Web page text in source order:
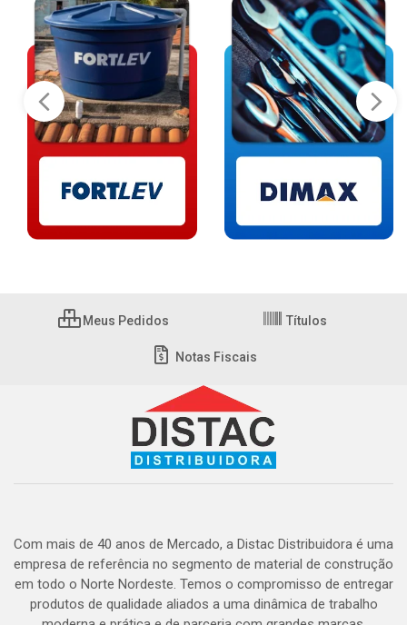
Meus Pedidos Títulos
Notas Fiscais
Com mais de 40 anos de Mercado, a Distac Distribuidora é uma
empresa de referência no segmento de material de construção
em todo o Norte Nordeste. Temos o compromisso de entregar
produtos de qualidade aliados a uma dinâmica de trabalho